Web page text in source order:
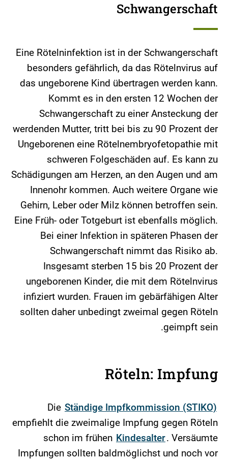
Schwangerschaft
Eine Rötelninfektion ist in der Schwangerschaft
besonders gefährlich, da das Rötelnvirus auf
das ungeborene Kind übertragen werden kann.
Kommt es in den ersten 12 Wochen der
Schwangerschaft zu einer Ansteckung der
werdenden Mutter, tritt bei bis zu 90 Prozent der
Ungeborenen eine Rötelnembryofetopathie mit
schweren Folgeschäden auf. Es kann zu
Schädigungen am Herzen, an den Augen und am
Innenohr kommen. Auch weitere Organe wie
Gehirn, Leber oder Milz können betroffen sein.
Eine Früh- oder Totgeburt ist ebenfalls möglich.
Bei einer Infektion in späteren Phasen der
Schwangerschaft nimmt das Risiko ab.
Insgesamt sterben 15 bis 20 Prozent der
ungeborenen Kinder, die mit dem Rötelnvirus
infiziert wurden. Frauen im gebärfähigen Alter
sollten daher unbedingt zweimal gegen Röteln
geimpft sein.
Röteln: Impfung
Die Ständige Impfkommission (STIKO)
empfiehlt die zweimalige Impfung gegen Röteln
schon im frühen Kindesalter. Versäumte
Impfungen sollten baldmöglichst und noch vor